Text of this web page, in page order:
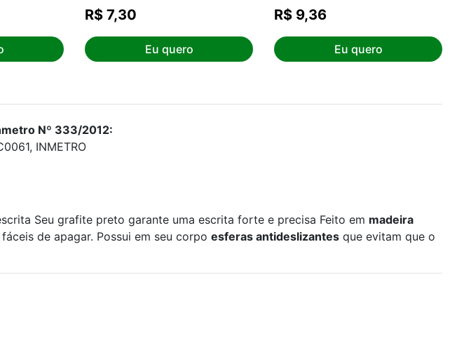
R$ 7,30
Eu quero
R$ 9,36
Eu quero
Nº 333/2012:
INMETRO
Seu grafite preto garante uma escrita forte e precisa Feito em madeira
de apagar. Possui em seu corpo esferas antideslizantes que evitam que o